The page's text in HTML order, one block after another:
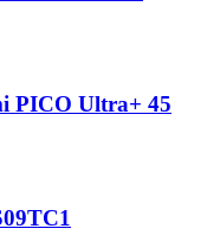
PICO Ultra+ 45